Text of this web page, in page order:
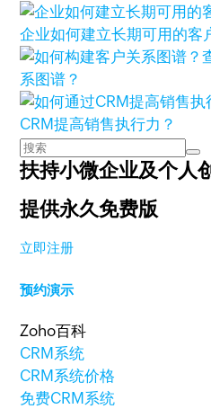
企业如何建立长期可用的客
系图谱？
CRM提高销售执行力？
扶持小微企业及个人
提供永久免费版
立即注册
预约演示
Zoho百科
CRM系统
CRM系统价格
免费CRM系统